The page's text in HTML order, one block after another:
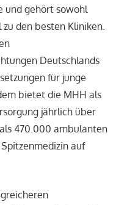
und gehört sowohl
den besten Kliniken.
Deutschlands
für junge
bietet die MHH als
jährlich über
470.000 ambulanten
auf